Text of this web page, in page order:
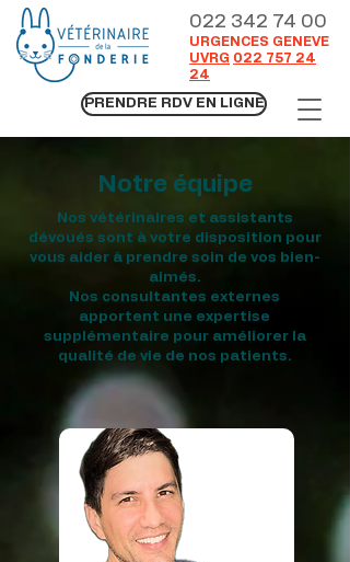
022 342 74 00
URGENCES GENEVE
UVRG 022 757 24
24
PRENDRE RDV EN LIGNE
Notre équipe
Nos vétérinaires et assistants
dévoués sont à votre disposition pour
vous aider à prendre soin de vos bien-
aimés.
Nos consultantes externes
apportent une expertise
supplémentaire pour améliorer la
qualité de vie de nos patients.